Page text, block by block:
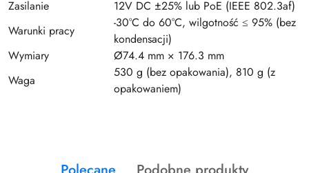
Zasilanie
12V DC ±25% lub PoE (IEEE 802.3af)
Warunki pracy
-30°C do 60°C, wilgotność ≤ 95% (bez
kondensacji)
Wymiary
Ø74.4 mm × 176.3 mm
Waga
530 g (bez opakowania), 810 g (z
opakowaniem)
Produkty
Produkty